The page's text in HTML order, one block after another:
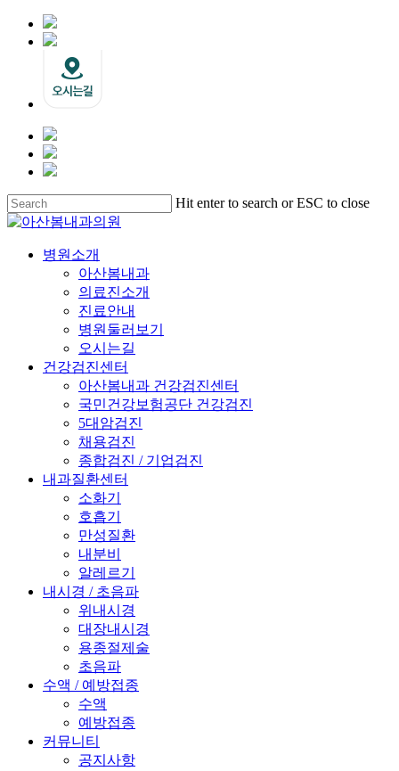
Skip
to
main
content
Hit enter to search or ESC to close
Close
Menu
병원소개
아산봄내과
의료진소개
진료안내
병원둘러보기
오시는길
건강검진센터
아산봄내과 건강검진센터
국민건강보험공단 건강검진
5대암검진
채용검진
종합검진 / 기업검진
내과질환센터
소화기
호흡기
만성질환
내분비
알레르기
내시경 / 초음파
위내시경
대장내시경
용종절제술
초음파
수액 / 예방접종
수액
예방접종
커뮤니티
공지사항